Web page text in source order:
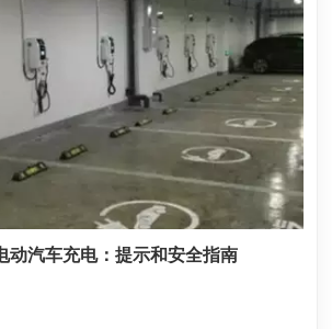
动汽车充电：提示和安全指南